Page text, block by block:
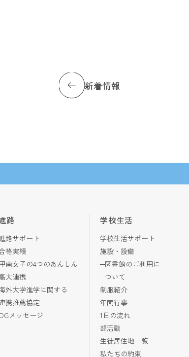
新着情報
路
路サポート
格実績
甲南女子の4つのあんしん
大連携
外大学進学に関する
携推薦協定
メッセージ
学校生活
学校生活サポート
施設・設備
図書館のご利用に
ついて
制服紹介
年間行事
1日の流れ
部活動
生徒居住地一覧
私たちの約束